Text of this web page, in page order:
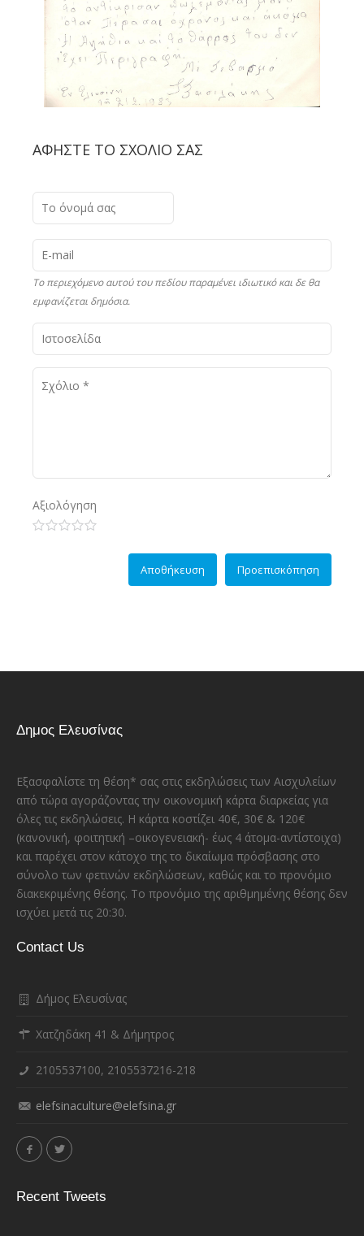
ΑΦΉΣΤΕ ΤΟ ΣΧΌΛΙΟ ΣΑΣ
Το περιεχόμενο αυτού του πεδίου παραμένει ιδιωτικό και δε θα
εμφανίζεται δημόσια.
Αξιολόγηση
Δημος Ελευσίνας
Εξασφαλίστε τη θέση* σας στις εκδηλώσεις των Αισχυλείων
από τώρα αγοράζοντας την οικονομική κάρτα διαρκείας για
όλες τις εκδηλώσεις. Η κάρτα κοστίζει 40€, 30€ & 120€
(κανονική, φοιτητική –οικογενειακή- έως 4 άτομα-αντίστοιχα)
και παρέχει στον κάτοχο της το δικαίωμα πρόσβασης στο
σύνολο των φετινών εκδηλώσεων, καθώς και το προνόμιο
διακεκριμένης θέσης. Το προνόμιο της αριθμημένης θέσης δεν
ισχύει μετά τις 20:30.
Contact Us
Δήμος Ελευσίνας
Χατζηδάκη 41 & Δήμητρος
2105537100, 2105537216-218
elefsinaculture@elefsina.gr
Recent Tweets